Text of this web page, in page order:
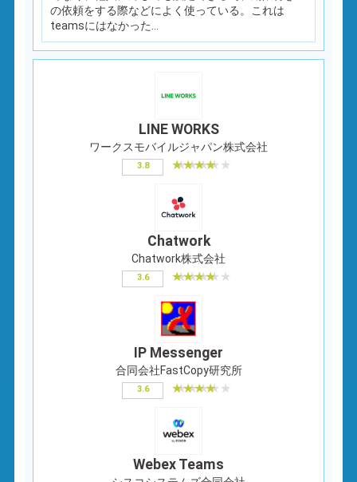
の依頼をする際などによく使っている。これは
teamsにはなかった...
LINE WORKS
ワークスモバイルジャパン株式会社
3.8
Chatwork
Chatwork株式会社
3.6
IP Messenger
合同会社FastCopy研究所
3.6
Webex Teams